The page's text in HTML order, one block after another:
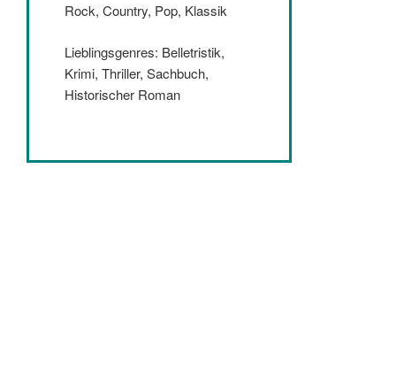
Rock, Country, Pop, Klassik
Lieblingsgenres: Belletristik,
Krimi, Thriller, Sachbuch,
Historischer Roman